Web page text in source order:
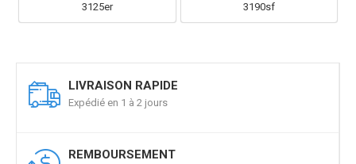
3125er
3190sf
LIVRAISON RAPIDE
Expédié en 1 à 2 jours
REMBOURSEMENT